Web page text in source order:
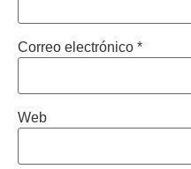
Correo electrónico *
Web